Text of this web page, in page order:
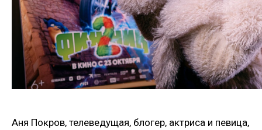
Аня Покров, телеведущая, блогер, актриса и певица,